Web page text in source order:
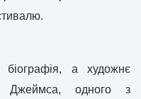
а художнє
Джеймса, одного з